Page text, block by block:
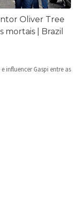
Oliver Tree
mortais | Brazil
influencer Gaspi entre as